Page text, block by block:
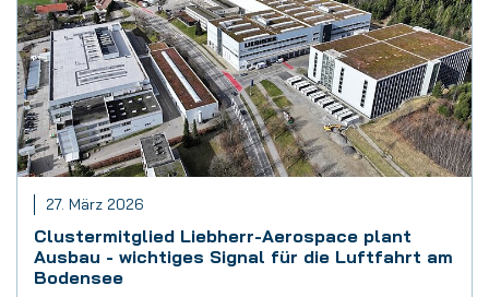
27. März 2026
Clustermitglied Liebherr-Aerospace plant
Ausbau - wichtiges Signal für die Luftfahrt am
Bodensee